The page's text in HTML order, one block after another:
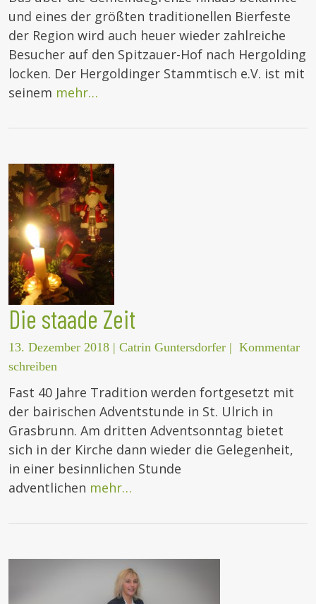
und eines der größten traditionellen Bierfeste
der Region wird auch heuer wieder zahlreiche
Besucher auf den Spitzauer-Hof nach Hergolding
locken. Der Hergoldinger Stammtisch e.V. ist mit
seinem mehr…
Die staade Zeit
13. Dezember 2018 | Catrin Guntersdorfer | Kommentar
schreiben
Fast 40 Jahre Tradition werden fortgesetzt mit
der bairischen Adventstunde in St. Ulrich in
Grasbrunn. Am dritten Adventsonntag bietet
sich in der Kirche dann wieder die Gelegenheit,
in einer besinnlichen Stunde
adventlichen mehr…